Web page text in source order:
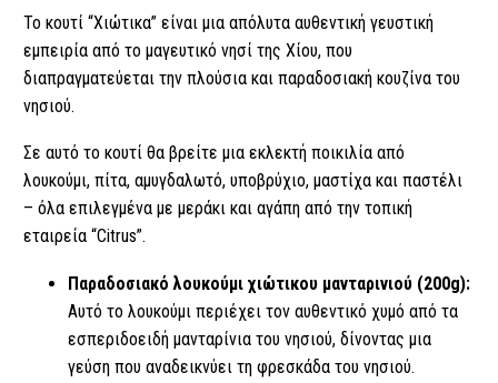
Το κουτί “Χιώτικα” είναι μια απόλυτα αυθεντική γευστική
εμπειρία από το μαγευτικό νησί της Χίου, που
διαπραγματεύεται την πλούσια και παραδοσιακή κουζίνα του
νησιού.
Σε αυτό το κουτί θα βρείτε μια εκλεκτή ποικιλία από
λουκούμι, πίτα, αμυγδαλωτό, υποβρύχιο, μαστίχα και παστέλι
– όλα επιλεγμένα με μεράκι και αγάπη από την τοπική
εταιρεία “Citrus”.
Παραδοσιακό λουκούμι χιώτικου μανταρινιού (200g):
Αυτό το λουκούμι περιέχει τον αυθεντικό χυμό από τα
εσπεριδοειδή μανταρίνια του νησιού, δίνοντας μια
γεύση που αναδεικνύει τη φρεσκάδα του νησιού.